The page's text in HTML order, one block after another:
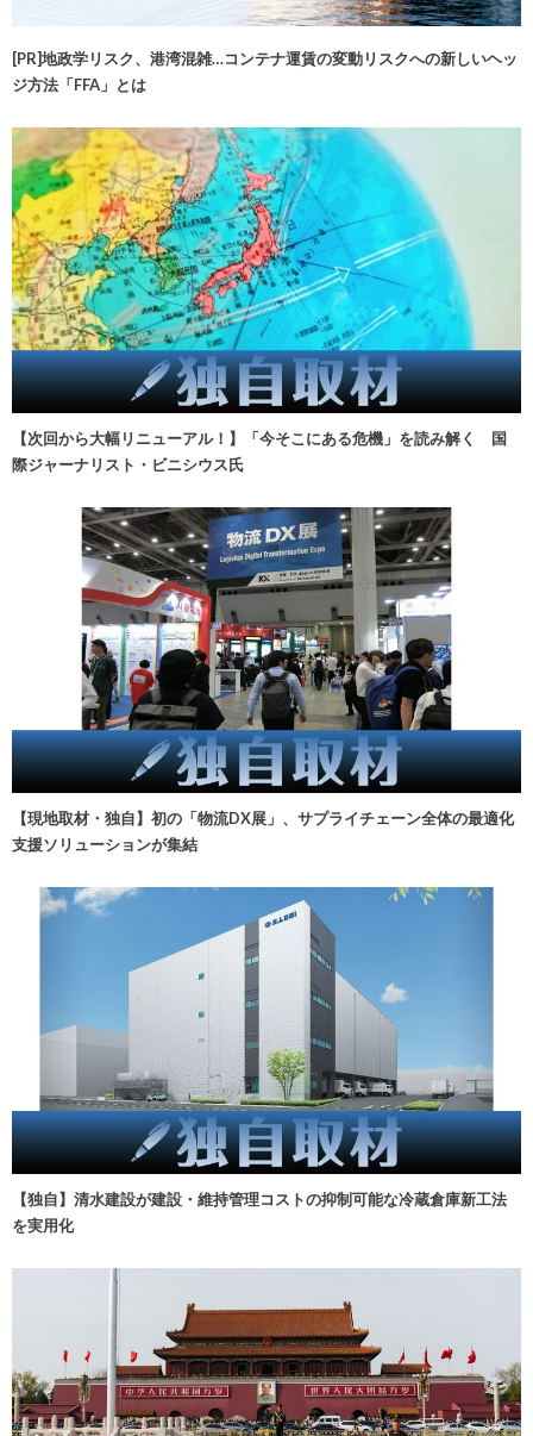
[PR]地政学リスク、港湾混雑…コンテナ運賃の変動リスクへの新しいヘッ
ジ方法「FFA」とは
【次回から大幅リニューアル！】「今そこにある危機」を読み解く 国
際ジャーナリスト・ビニシウス氏
【現地取材・独自】初の「物流DX展」、サプライチェーン全体の最適化
支援ソリューションが集結
【独自】清水建設が建設・維持管理コストの抑制可能な冷蔵倉庫新工法
を実用化